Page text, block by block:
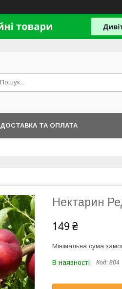
ДОСТАВКА ТА ОПЛАТА
Нектарин
149 ₴
Мінімальна сума
В наявності Код: 804